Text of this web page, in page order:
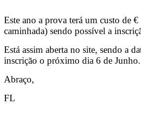
Este ano a prova terá um custo de
caminhada) sendo possível a
Está assim aberta no site, sendo a
inscrição o próximo dia 6 de Junho.
Abraço,
FL